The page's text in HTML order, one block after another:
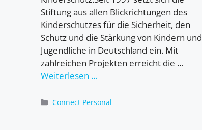
Stiftung aus allen Blickrichtungen des
Kinderschutzes für die Sicherheit, den
Schutz und die Stärkung von Kindern und
Jugendliche in Deutschland ein. Mit
zahlreichen Projekten erreicht die …
Weiterlesen …
Kategorien
Connect Personal